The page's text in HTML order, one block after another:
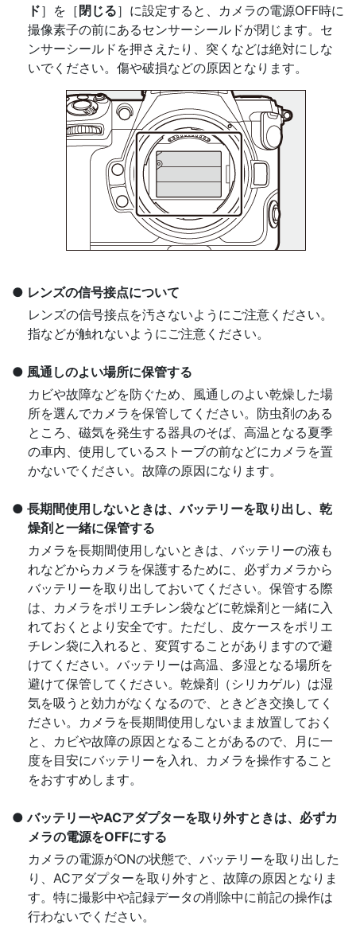
ド］を［ 閉じる］に設定すると、カメラの電源OFF時に
撮像素子の前にあるセンサーシールドが閉じます。セ
ンサーシールドを押さえたり、突くなどは絶対にしな
いでください。傷や破損などの原因となります。
レンズの信号接点について
レンズの信号接点を汚さないようにご注意ください。
指などが触れないようにご注意ください。
風通しのよい場所に保管する
カビや故障などを防ぐため、風通しのよい乾燥した場
所を選んでカメラを保管してください。防虫剤のある
ところ、磁気を発生する器具のそば、高温となる夏季
の車内、使用しているストーブの前などにカメラを置
かないでください。故障の原因になります。
長期間使用しないときは、バッテリーを取り出し、乾
燥剤と一緒に保管する
カメラを長期間使用しないときは、バッテリーの液も
れなどからカメラを保護するために、必ずカメラから
バッテリーを取り出しておいてください。保管する際
は、カメラをポリエチレン袋などに乾燥剤と一緒に入
れておくとより安全です。ただし、皮ケースをポリエ
チレン袋に入れると、変質することがありますので避
けてください。バッテリーは高温、多湿となる場所を
避けて保管してください。乾燥剤（シリカゲル）は湿
気を吸うと効力がなくなるので、ときどき交換してく
ださい。カメラを長期間使用しないまま放置しておく
と、カビや故障の原因となることがあるので、月に一
度を目安にバッテリーを入れ、カメラを操作すること
をおすすめします。
バッテリーやACアダプターを取り外すときは、必ずカ
メラの電源をOFFにする
カメラの電源がONの状態で、バッテリーを取り出した
り、ACアダプターを取り外すと、故障の原因となりま
す。特に撮影中や記録データの削除中に前記の操作は
行わないでください。